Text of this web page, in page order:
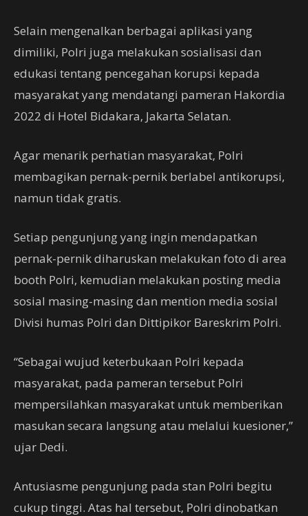
Selain mengenalkan berbagai aplikasi yang
dimiliki, Polri juga melakukan sosialisasi dan
edukasi tentang pencegahan korupsi kepada
masyarakat yang mendatangi pameran Hakordia
2022 di Hotel Bidakara, Jakarta Selatan.
Agar menarik perhatian masyarakat, Polri
membagikan pernak-pernik berlabel antikorupsi,
namun tidak gratis.
Setiap pengunjung yang ingin mendapatkan
pernak-pernik diharuskan melakukan foto di area
booth Polri, kemudian melakukan posting media
sosial masing-masing dan mention media sosial
Divisi humas Polri dan Dittipikor Bareskrim Polri.
“Sebagai wujud keterbukaan Polri kepada
masyarakat, pada pameran tersebut Polri
mempersilahkan masyarakat untuk memberikan
masukan secara langsung atau melalui kuesioner,”
ujar Dedi.
Antusiasme pengunjung pada stan Polri begitu
cukup tinggi. Atas hal tersebut, Polri dinobatkan